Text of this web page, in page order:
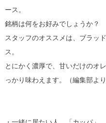
ース。
銘柄は何をお好みでしょうか？
スタッフのオススメは、ブラッ
ス。
とにかく濃厚で、甘いだけのオ
っかり味わえます。（編集部より